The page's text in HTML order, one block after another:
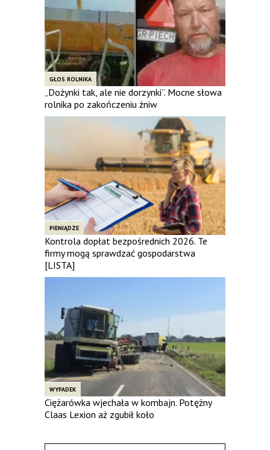
GŁOS ROLNIKA
„Dożynki tak, ale nie dorzynki”. Mocne słowa
rolnika po zakończeniu żniw
PIENIĄDZE
Kontrola dopłat bezpośrednich 2026. Te
firmy mogą sprawdzać gospodarstwa
[LISTA]
WYPADEK
Ciężarówka wjechała w kombajn. Potężny
Claas Lexion aż zgubił koło